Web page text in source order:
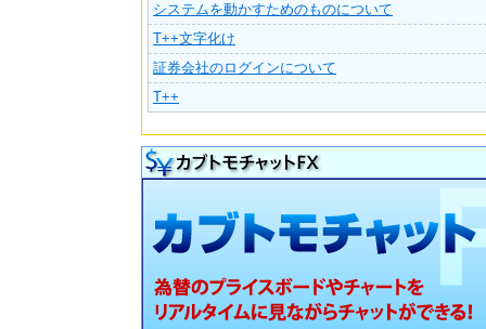
システムを動かすためのものについて
T++文字化け
証券会社のログインについて
T++